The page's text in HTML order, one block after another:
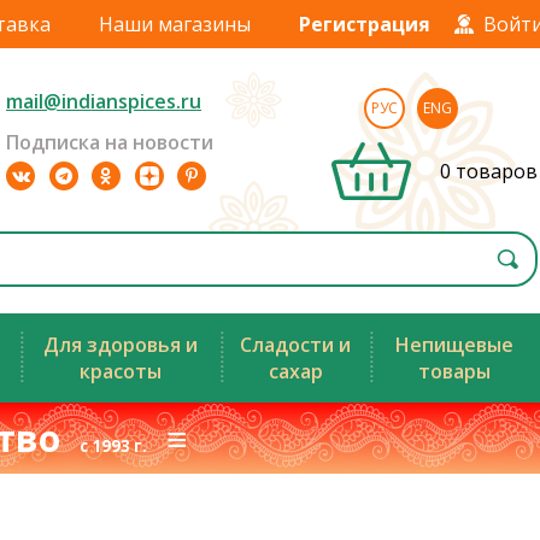
Наши магазины Регистрация
mail@indianspices.ru
Подписка на новости
РУС ENG
0 товаров
Для здоровья и
красоты
Сладости и
сахар
Непищевые
товары
с 1993 г.≡